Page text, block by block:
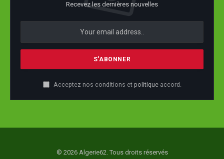
Recevez les dernières nouvelles
Acceptez nos conditions et politiqueaccord.
© 2026 Algerie62. Tous droits réservés